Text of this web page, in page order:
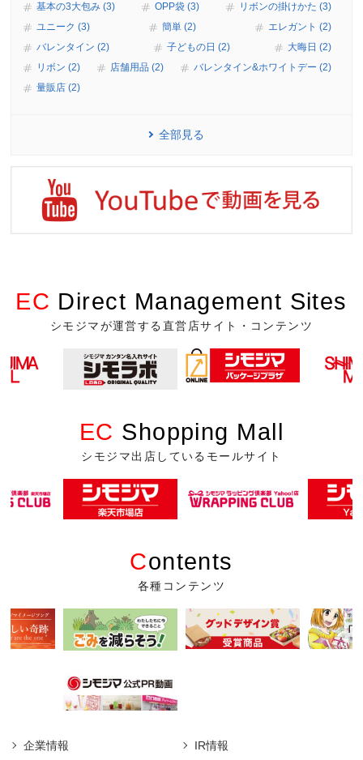
基本の3大包み (3)
OPP袋 (3)
リボンの掛けかた (3)
ユニーク (3)
簡単 (2)
エレガント (2)
バレンタイン (2)
子どもの日 (2)
大晦日 (2)
リボン (2)
店舗用品 (2)
バレンタイン&ホワイトデー (2)
量販店 (2)
全部見る
EC Direct Management Sites
シモジマが運営する直営店サイト・コンテンツ
EC Shopping Mall
シモジマ出店しているモールサイト
Contents
各種コンテンツ
企業情報 IR情報